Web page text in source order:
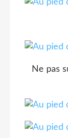
Ne pas